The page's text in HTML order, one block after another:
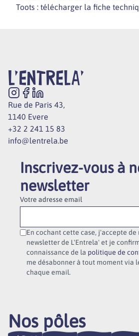
Toots : télécharger la fiche
L'ENTRELA'
Rue de Paris 43,
1140 Evere
+32 2 241 15 83
info@lentrela.be
Inscrivez-vous à
newsletter
Votre adresse email
En cochant cette case, j'accepte de
newsletter de L'Entrela' et je
connaissance de la politique de
me désabonner à tout moment via
chaque email.
Nos pôles